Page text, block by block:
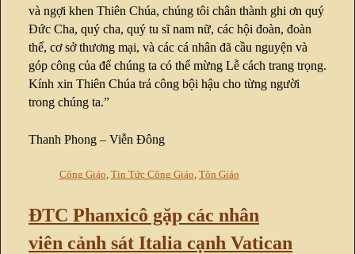
và ngợi khen Thiên Chúa, chúng tôi chân thành ghi ơn quý
Đức Cha, quý cha, quý tu sĩ nam nữ, các hội đoàn, đoàn
thể, cơ sở thương mại, và các cá nhân đã cầu nguyện và
góp công của để chúng ta có thể mừng Lễ cách trang trọng.
Kính xin Thiên Chúa trả công bội hậu cho từng người
trong chúng ta.”
Thanh Phong – Viễn Đông
Công Giáo Tin Tức Công Giáo Tôn Giáo
ĐTC Phanxicô gặp các nhân
viên cảnh sát Italia cạnh Vatican